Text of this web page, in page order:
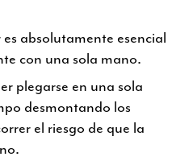
absolutamente esencial
con una sola mano.
plegarse en una sola
desmontando los
el riesgo de que la